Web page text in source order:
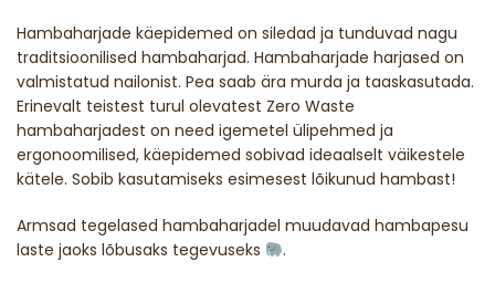
Hambaharjade käepidemed on siledad ja tunduvad nagu
traditsioonilised hambaharjad. Hambaharjade harjased on
valmistatud nailonist. Pea saab ära murda ja taaskasutada.
Erinevalt teistest turul olevatest Zero Waste
hambaharjadest on need igemetel ülipehmed ja
ergonoomilised, käepidemed sobivad ideaalselt väikestele
kätele. Sobib kasutamiseks esimesest lõikunud hambast!
Armsad tegelased hambaharjadel muudavad hambapesu
laste jaoks lõbusaks tegevuseks
.